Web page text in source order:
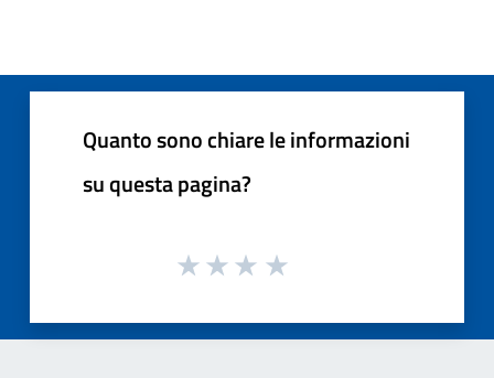
Quanto sono chiare le informazioni
su questa pagina?